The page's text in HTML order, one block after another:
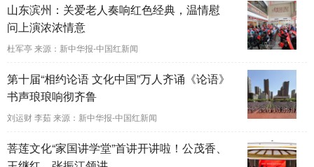
山东滨州：关爱老人奏响红色经典，温情慰
问上演浓浓情意
杜军亭 来源：新中华报-中国红新闻
第十届“相约论语 文化中国”万人齐诵《论语》
书声琅琅响彻齐鲁
刘运财 李茹 来源：新中华报-中国红新闻
菩莲文化“家国讲学堂”首讲开讲啦！公茂香、